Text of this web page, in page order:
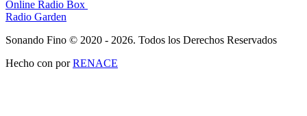
Online Radio Box
Radio Garden
Sonando Fino © 2020 - 2026. Todos los Derechos Reservados
Hecho con porRENACE